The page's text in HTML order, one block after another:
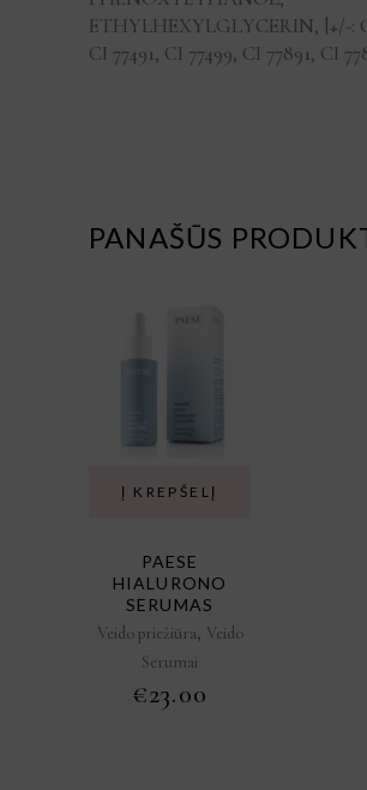
ETHYLHEXYLGLYCERIN, [+/-:
CI 77491, CI 77499, CI 77891, CI
PANAŠŪS
Į KREPŠELĮ
PAESE
HIALURONO
SERUMAS
Veido priežiūra, Veido
Serumai
€23.00